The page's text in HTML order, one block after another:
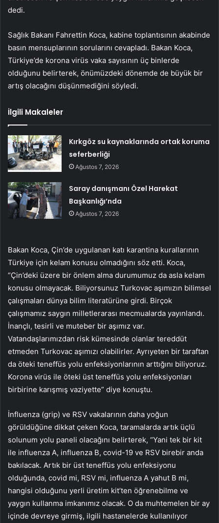
dedi.
Sağlık Bakanı Fahrettin Koca, kabine toplantısının akabinde
basın mensuplarının sorularını cevapladı. Bakan Koca,
Türkiye’de korona virüs vaka sayısının üç binlerde
olduğunu belirterek, önümüzdeki dönemde de büyük bir
artış olacağını düşünmediğini söyledi.
İlgili Makaleler
Kırkgöz su kaynaklarında ortak koruma
seferberliği
Ağustos 7, 2026
Saray danışmanı Özel Harekat
Başkanlığı’nda
Ağustos 7, 2026
Bakan Koca, Çin’de uygulanan katı karantina kurallarının
Türkiye için kelam konusu olmadığını söz etti. Koca,
“Çin’deki üzere bir önlem alma durumumuz da asla kelam
konusu olmayacak. Biliyorsunuz Turkovac aşımızın bilimsel
çalışmaları dünya bilim literatürüne girdi. Birçok
çalışmamız saygın milletlerarası mecmualarda yayınlandı.
İnançlı, tesirli ve muteber bir aşımız var.
Vatandaşlarımızdan risk kümesinde olanlar tereddüt
etmeden Turkovac aşımızı olabilirler. Ayrıyeten bir taraftan
da öteki teneffüs yolu enfeksiyonlarının arttığını biliyoruz.
Korona virüs ile öteki üst teneffüs yolu enfeksiyonları
birbirine karışmış vaziyette” diye konuştu.
İnfluenza (grip) ve RSV vakalarının daha yoğun
görüldüğüne dikkat çeken Koca, taramalarda artık üçlü
solunum yolu paneli olacağını belirterek, “Yani tek bir kit
ile influenza A, influenza B, covid-19 ve RSV birebir anda
bakılacak. Artık bir üst teneffüs yolu enfeksiyonu
olduğunda, covid mi, RSV mi, influenza A yahut B mi,
hangisi olduğunu yerli üretim kit’ten öğrenebilme ve
yaygın kullanma imkanımız olacak. O da muhtemelen bir ay
içinde devreye girmiş, ilgili hastanelerde kullanılıyor